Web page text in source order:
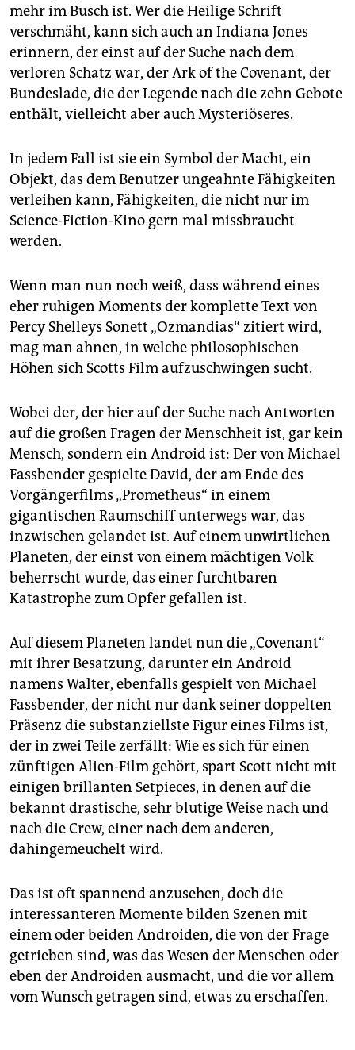
genossenschaft
epaper login
mehr im Busch ist. Wer die Heilige Schrift
verschmäht, kann sich auch an Indiana Jones
erinnern, der einst auf der Suche nach dem
verloren Schatz war, der Ark of the Covenant, der
Bundeslade, die der Legende nach die zehn Gebote
enthält, vielleicht aber auch Mysteriöseres.
In jedem Fall ist sie ein Symbol der Macht, ein
Objekt, das dem Benutzer ungeahnte Fähigkeiten
verleihen kann, Fähigkeiten, die nicht nur im
Science-Fiction-Kino gern mal missbraucht
werden.
Wenn man nun noch weiß, dass während eines
eher ruhigen Moments der komplette Text von
Percy Shelleys Sonett „Ozmandias“ zitiert wird,
mag man ahnen, in welche philosophischen
Höhen sich Scotts Film aufzuschwingen sucht.
Wobei der, der hier auf der Suche nach Antworten
auf die großen Fragen der Menschheit ist, gar kein
Mensch, sondern ein Android ist: Der von Michael
Fassbender gespielte David, der am Ende des
Vorgängerfilms „Prometheus“ in einem
gigantischen Raumschiff unterwegs war, das
inzwischen gelandet ist. Auf einem unwirtlichen
Planeten, der einst von einem mächtigen Volk
beherrscht wurde, das einer furchtbaren
Katastrophe zum Opfer gefallen ist.
Auf diesem Planeten landet nun die „Covenant“
mit ihrer Besatzung, darunter ein Android
namens Walter, ebenfalls gespielt von Michael
Fassbender, der nicht nur dank seiner doppelten
Präsenz die substanziellste Figur eines Films ist,
der in zwei Teile zerfällt: Wie es sich für einen
zünftigen Alien-Film gehört, spart Scott nicht mit
einigen brillanten Setpieces, in denen auf die
bekannt drastische, sehr blutige Weise nach und
nach die Crew, einer nach dem anderen,
dahingemeuchelt wird.
Das ist oft spannend anzusehen, doch die
interessanteren Momente bilden Szenen mit
einem oder beiden Androiden, die von der Frage
getrieben sind, was das Wesen der Menschen oder
eben der Androiden ausmacht, und die vor allem
vom Wunsch getragen sind, etwas zu erschaffen.